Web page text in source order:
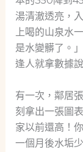
湯清澈透亮，
上喝的山泉水
是水變髒了。
逢人就拿數據
有一次，鄰居
刻拿出一張圖
家以前還高！
一個月後水垢